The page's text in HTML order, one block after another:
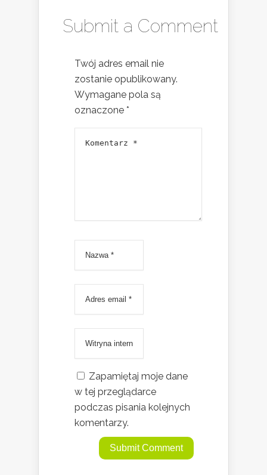
Submit a Comment
Twój adres email nie
zostanie opublikowany.
Wymagane pola są
oznaczone *
Zapamiętaj moje dane
w tej przeglądarce
podczas pisania kolejnych
komentarzy.